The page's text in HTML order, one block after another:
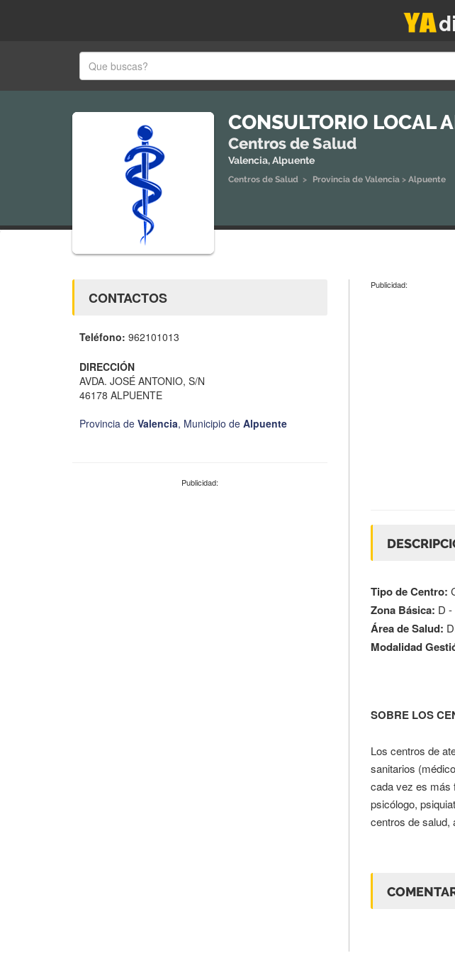
CONSULTORIO LOCAL
Centros de Salud
Valencia, Alpuente
Centros de Salud > Provincia de Valencia > Alpuente
CONTACTOS
Teléfono: 962101013
DIRECCIÓN
AVDA. JOSÉ ANTONIO, S/N
46178 ALPUENTE
Provincia de Valencia, Municipio de Alpuente
Publicidad:
Publicidad:
Tipo de Centro:
Zona Básica: D -
Área de Salud:
Modalidad
SOBRE LOS
Los centros de
sanitarios
cada vez es más
psicólogo,
centros de salud,